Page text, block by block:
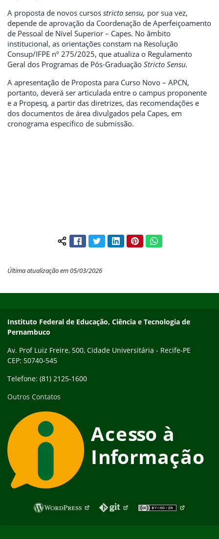
A proposta de novos cursos stricto sensu, por sua vez,
depende de aprovação da Coordenação de Aperfeiçoamento
de Pessoal de Nível Superior – Capes. No âmbito
institucional, as orientações constam na Resolução
Consup/IFPE nº 275/2025, que atualiza o Regulamento
Geral dos Programas de Pós-Graduação Stricto Sensu.
A apresentação de Proposta para Curso Novo – APCN,
portanto, deverá ser articulada entre o campus proponente
e a Propesq, a partir das diretrizes, das recomendações e
dos documentos de área divulgados pela Capes, em
cronograma específico de submissão.
Compartilhar conteúdo:
FacebookTwitterLinkedInPinterestWhatsApp
Última atualização em 05/03/2026
Instituto Federal de Educação, Ciência e Tecnologia de
Pernambuco
Av. Prof Luiz Freire, 500, Cidade Universitária - Recife-PE
CEP: 50740-545
Telefone: (81) 2125-1600
Outros Contatos